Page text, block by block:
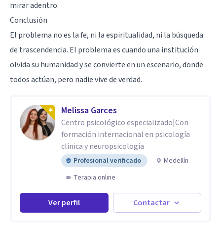
mirar adentro.
Conclusión
El problema no es la fe, ni la espiritualidad, ni la búsqueda
de trascendencia. El problema es cuando una institución
olvida su humanidad y se convierte en un escenario, donde
todos actúan, pero nadie vive de verdad.
Melissa Garces
Centro psicológico especializado|Con
formación internacional en psicología
clínica y neuropsicología
Profesional verificado
Medellín
Terapia online
Ver perfil Contactar